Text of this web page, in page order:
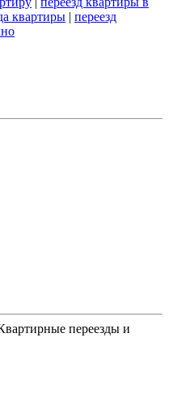
квартиры | переезд
переезды и